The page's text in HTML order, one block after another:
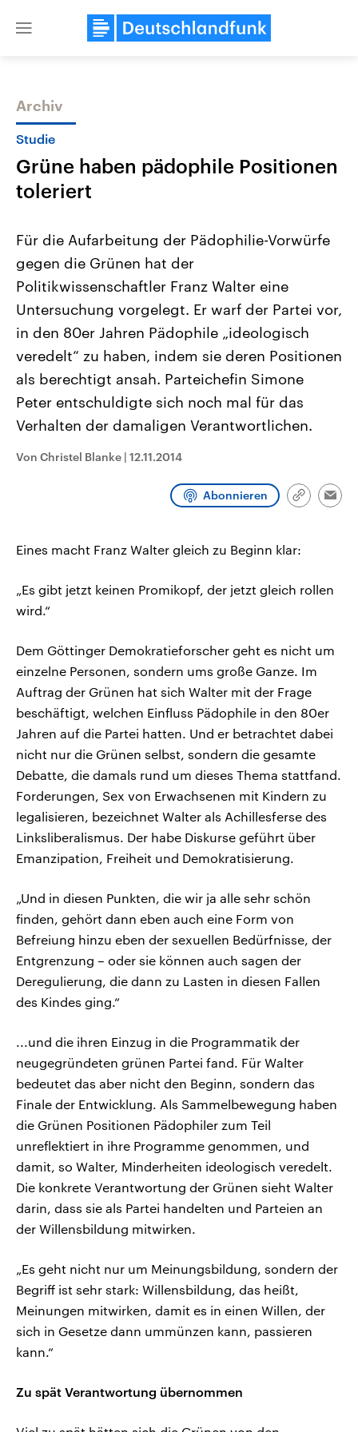
Close
Themen
Landtagswahl Sachsen-Anhalt
2026
Alle Informationen
Sachsen-Anhalt wählt am 6.
September 2026 einen neuen
Landtag. Seit 2021 wird das
Bundesland von einer Koalition aus
Umfragen, Prognosen,
Wahlprogramme, aktuelle Berichte
und Hintergründe zu den Parteien
und Kandidaten der anstehenden
Wahl.
USA
Aktuelle Beiträge,
Hintergründe
Wirtschaftlich und
gehören die Vereinigten
den mächtigsten Ländern
mit großem Einfluss auf
Sendungen Programm Podcasts
Archiv
Studie
Grüne haben pädophile Positionen
toleriert
Für die Aufarbeitung der Pädophilie-Vorwürfe
gegen die Grünen hat der
Politikwissenschaftler Franz Walter eine
Untersuchung vorgelegt. Er warf der Partei vor,
in den 80er Jahren Pädophile „ideologisch
veredelt“ zu haben, indem sie deren Positionen
als berechtigt ansah. Parteichefin Simone
Peter entschuldigte sich noch mal für das
Verhalten der damaligen Verantwortlichen.
Von Christel Blanke | 12.11.2014
Abonnieren
Link
Eines macht Franz Walter gleich zu Beginn klar:
„Es gibt jetzt keinen Promikopf, der jetzt gleich rollen
wird.“
Dem Göttinger Demokratieforscher geht es nicht um
einzelne Personen, sondern ums große Ganze. Im
Auftrag der Grünen hat sich Walter mit der Frage
beschäftigt, welchen Einfluss Pädophile in den 80er
Jahren auf die Partei hatten. Und er betrachtet dabei
nicht nur die Grünen selbst, sondern die gesamte
Debatte, die damals rund um dieses Thema stattfand.
Forderungen, Sex von Erwachsenen mit Kindern zu
legalisieren, bezeichnet Walter als Achillesferse des
Linksliberalismus. Der habe Diskurse geführt über
Emanzipation, Freiheit und Demokratisierung.
„Und in diesen Punkten, die wir ja alle sehr schön
finden, gehört dann eben auch eine Form von
Befreiung hinzu eben der sexuellen Bedürfnisse, der
Entgrenzung – oder sie können auch sagen der
Deregulierung, die dann zu Lasten in diesen Fallen
des Kindes ging.“
...und die ihren Einzug in die Programmatik der
neugegründeten grünen Partei fand. Für Walter
bedeutet das aber nicht den Beginn, sondern das
Finale der Entwicklung. Als Sammelbewegung haben
die Grünen Positionen Pädophiler zum Teil
unreflektiert in ihre Programme genommen, und
damit, so Walter, Minderheiten ideologisch veredelt.
Die konkrete Verantwortung der Grünen sieht Walter
darin, dass sie als Partei handelten und Parteien an
der Willensbildung mitwirken.
„Es geht nicht nur um Meinungsbildung, sondern der
Begriff ist sehr stark: Willensbildung, das heißt,
Meinungen mitwirken, damit es in einen Willen, der
sich in Gesetze dann ummünzen kann, passieren
kann.“
Zu spät Verantwortung übernommen